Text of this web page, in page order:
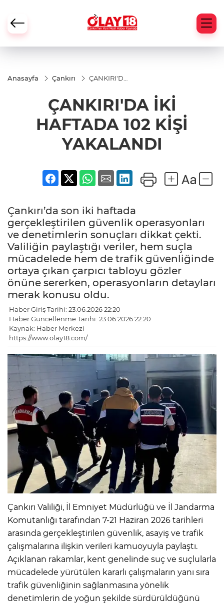
Anasayfa Çankırı
ÇANKIRI'DA
102 KİŞİ
YAKALANDI
ÇANKIRI'DA İKİ
HAFTADA 102 KİŞİ
YAKALANDI
Çankırı’da son iki haftada
gerçekleştirilen güvenlik operasyonları
ve denetimlerin sonuçları dikkat çekti.
Valiliğin paylaştığı veriler, hem suçla
mücadelede hem de trafik güvenliğinde
ortaya çıkan çarpıcı tabloyu gözler
önüne sererken, operasyonların detayları
merak konusu oldu.
Haber Giriş Tarihi: 23.06.2026 22:20
Haber Güncellenme Tarihi: 23.06.2026 22:20
Kaynak: Haber Merkezi
https://www.olay18.com/
Çankırı Valiliği, İl Emniyet Müdürlüğü ve İl Jandarma
Komutanlığı tarafından 7-21 Haziran 2026 tarihleri
arasında gerçekleştirilen güvenlik, asayiş ve trafik
çalışmalarına ilişkin verileri kamuoyuyla paylaştı.
Açıklanan rakamlar, kent genelinde suç ve suçlularla
mücadelede yürütülen kararlı çalışmaların yanı sıra
trafik güvenliğinin sağlanmasına yönelik
denetimlerin de yoğun şekilde sürdürüldüğünü